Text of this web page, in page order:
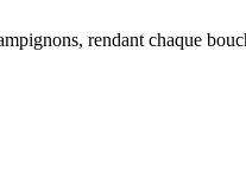
rendant chaque